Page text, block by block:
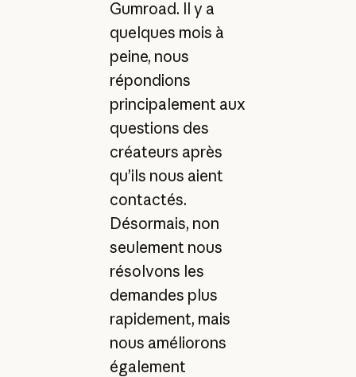
Gumroad. Il y a
quelques mois à
peine, nous
répondions
principalement aux
questions des
créateurs après
qu’ils nous aient
contactés.
Désormais, non
seulement nous
résolvons les
demandes plus
rapidement, mais
nous améliorons
également